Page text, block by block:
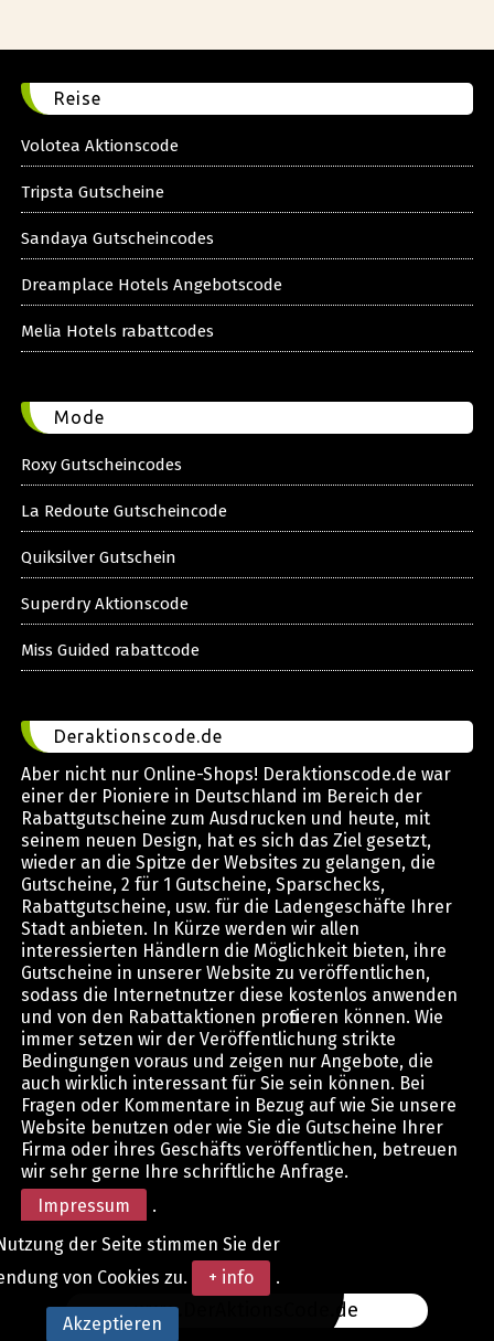
Reise
Volotea Aktionscode
Tripsta Gutscheine
Sandaya Gutscheincodes
Dreamplace Hotels Angebotscode
Melia Hotels rabattcodes
Mode
Roxy Gutscheincodes
La Redoute Gutscheincode
Quiksilver Gutschein
Superdry Aktionscode
Miss Guided rabattcode
Deraktionscode.de
Aber nicht nur Online-Shops! Deraktionscode.de war
einer der Pioniere in Deutschland im Bereich der
Rabattgutscheine zum Ausdrucken und heute, mit
seinem neuen Design, hat es sich das Ziel gesetzt,
wieder an die Spitze der Websites zu gelangen, die
Gutscheine, 2 für 1 Gutscheine, Sparschecks,
Rabattgutscheine, usw. für die Ladengeschäfte Ihrer
Stadt anbieten. In Kürze werden wir allen
interessierten Händlern die Möglichkeit bieten, ihre
Gutscheine in unserer Website zu veröffentlichen,
sodass die Internetnutzer diese kostenlos anwenden
und von den Rabattaktionen profitieren können. Wie
immer setzen wir der Veröffentlichung strikte
Bedingungen voraus und zeigen nur Angebote, die
auch wirklich interessant für Sie sein können. Bei
Fragen oder Kommentare in Bezug auf wie Sie unsere
Website benutzen oder wie Sie die Gutscheine Ihrer
Firma oder ihres Geschäfts veröffentlichen, betreuen
wir sehr gerne Ihre schriftliche Anfrage.
Impressum
.
www.DerAktionsCode.de
der Seite stimmen Sie der
von Cookies zu.
+ info .
Akzeptieren